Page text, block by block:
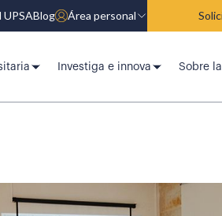
UPSABlog Área personal
Investiga e innova Sobre